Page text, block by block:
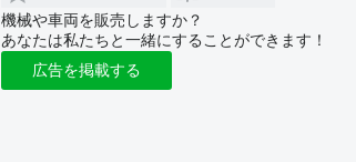
機械や車両を販売しますか？
あなたは私たちと一緒にすることができます！
広告を掲載する